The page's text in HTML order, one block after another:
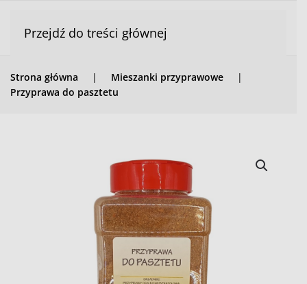
Przejdź do treści głównej
Strona główna
Mieszanki przyprawowe
Przyprawa do pasztetu